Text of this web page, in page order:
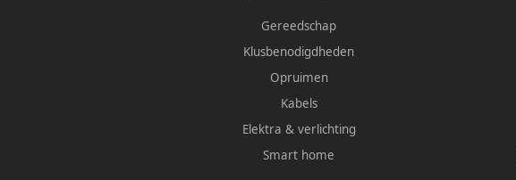
Gereedschap
Klusbenodigdheden
Opruimen
Kabels
Elektra & verlichting
Smart home